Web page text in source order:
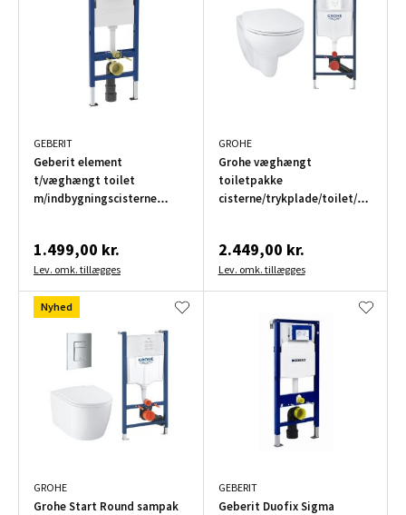
GEBERIT
Geberit element
t/væghængt toilet
m/indbygningscisterne
1.499,00 kr.
Lev. omk. tillægges
GROHE
Grohe væghængt
toiletpakke
cisterne/trykplade/toilet/sæde
2.449,00 kr.
Lev. omk. tillægges
Nyhed
GROHE
Grohe Start Round sampak
GEBERIT
Geberit Duofix Sigma